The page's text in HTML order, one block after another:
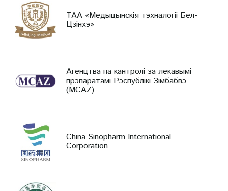
ТАА «Медыцынскія тэхналогіі Бел-
Цзінхэ»
Агенцтва па кантролі за лекавымі
прэпаратамі Рэспублікі Зімбабвэ
(MCAZ)
China Sinopharm International
Corporation